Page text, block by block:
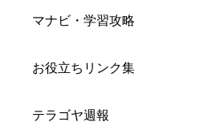
マナビ・学習攻略
お役立ちリンク集
テラゴヤ週報